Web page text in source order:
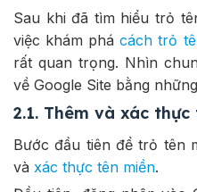
Sau khi đã tìm hiểu trỏ
việc khám phácách trỏ
rất quan trọng. Nhìn
về Google Site bằng
2.1. Thêm và xác thực
Bước đầu tiên để trỏ tên
và xác thực tên miền.